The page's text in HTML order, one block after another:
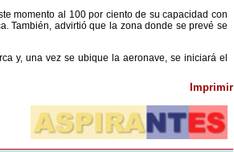
momento al 100 por ciento de su capacidad con
También, advirtió que la zona donde se prevé se
y, una vez se ubique la aeronave, se iniciará el
Imprimir